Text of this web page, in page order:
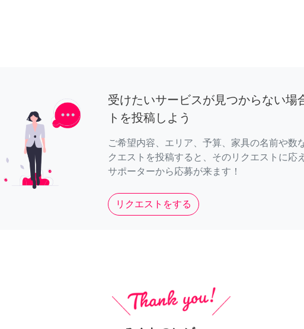
受けたいサービスが見つからない場
トを投稿しよう
ご希望内容、エリア、予算、家具の名前や数
クエストを投稿すると、そのリクエストに応
サポーターから応募が来ます！
リクエストをする